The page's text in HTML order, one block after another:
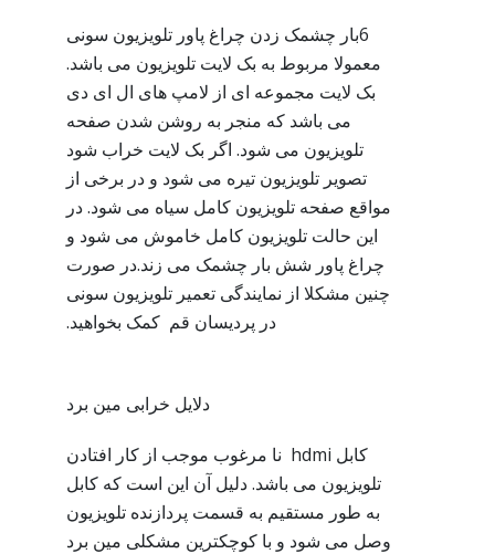
6بار چشمک زدن چراغ پاور تلویزیون سونی
معمولا مربوط به بک لایت تلویزیون می باشد.
بک لایت مجموعه ای از لامپ های ال ای دی
می باشد که منجر به روشن شدن صفحه
تلویزیون می شود. اگر بک لایت خراب شود
تصویر تلویزیون تیره می شود و در برخی از
مواقع صفحه تلویزیون کامل سیاه می شود. در
این حالت تلویزیون کامل خاموش می شود و
چراغ پاور شش بار چشمک می زند.در صورت
چنین مشکلا از نمایندگی تعمیر تلویزیون سونی
در پردیسان قم کمک بخواهید.
دلایل خرابی مین برد
کابل hdmi نا مرغوب موجب از کار افتادن
تلویزیون می باشد. دلیل آن این است که کابل
به طور مستقیم به قسمت پردازنده تلویزیون
وصل می شود و با کوچکترین مشکلی مین برد